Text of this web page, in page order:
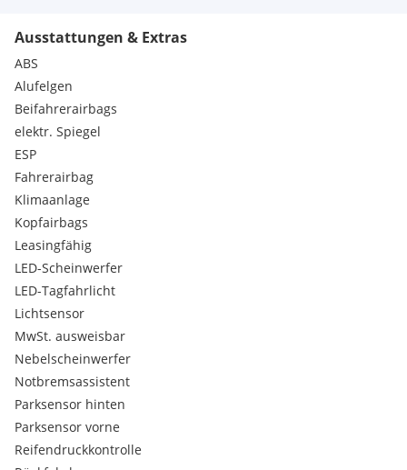
Ausstattungen & Extras
ABS
Alufelgen
Beifahrerairbags
elektr. Spiegel
ESP
Fahrerairbag
Klimaanlage
Kopfairbags
Leasingfähig
LED-Scheinwerfer
LED-Tagfahrlicht
Lichtsensor
MwSt. ausweisbar
Nebelscheinwerfer
Notbremsassistent
Parksensor hinten
Parksensor vorne
Reifendruckkontrolle